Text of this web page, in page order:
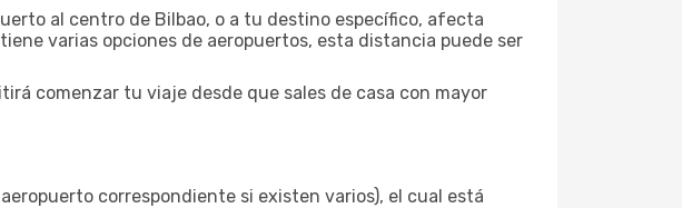
al centro de Bilbao, o a tu destino específico, afecta
varias opciones de aeropuertos, esta distancia puede ser
comenzar tu viaje desde que sales de casa con mayor
correspondiente si existen varios), el cual está